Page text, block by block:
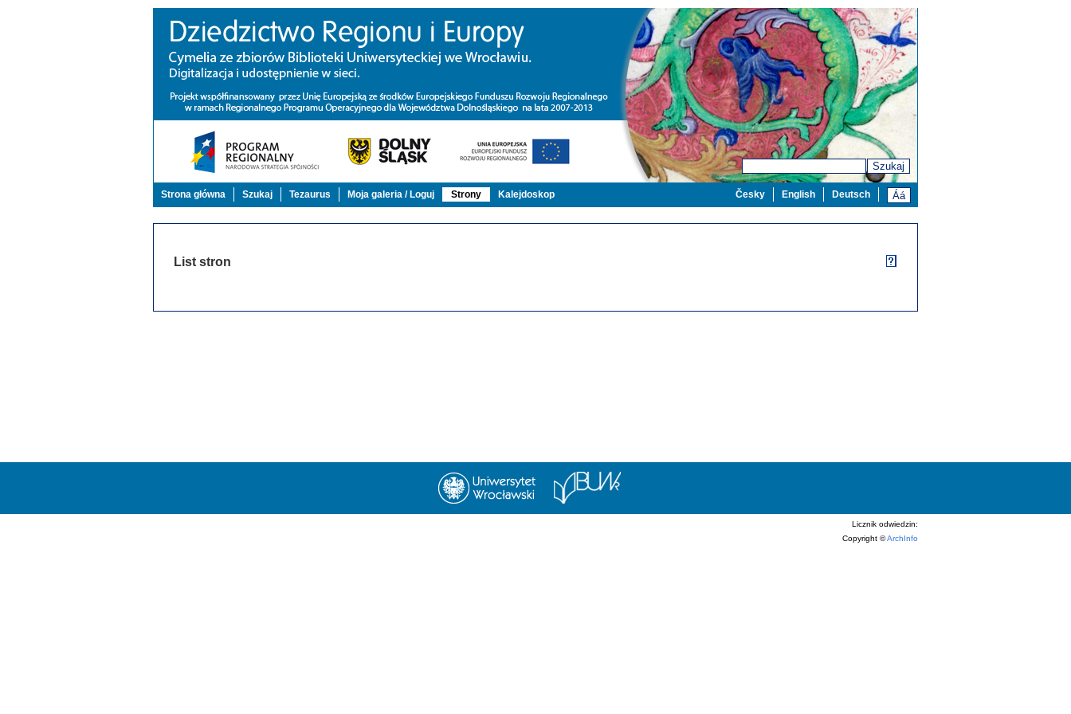
Szukaj
Strona główna Szukaj Tezaurus Moja galeria / Loguj Strony Kalejdoskop Deutsch
English
Česky
List stron
Licznik odwiedzin:
Copyright ©ArchInfo